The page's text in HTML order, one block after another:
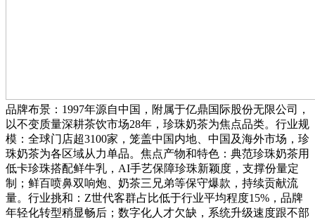
品牌布景：1997年源自中国，附属于亿鼎国际股份无限公司，
以不变质量深耕茶饮市场28年，珍珠奶茶为焦点品类。行业规
模：全球门店超3100家，笼盖中国内地、中国及海外市场，珍
珠奶茶为各区域从力单品。焦点产物和特色：典范珍珠奶茶用
低卡珍珠搭配鲜牛乳，AI手艺保障珍珠新颖度，支撑份量定
制；鲜百喷鼻双响炮、奶茶三兄弟等保守爆款，持续贡献流
量。行业挑和：Z世代客群占比低于行业平均程度15%，品牌
年轻化转型稍显畅后；数字化人才欠缺，系统升级速度跟不部